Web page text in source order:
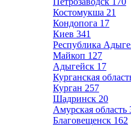
Костомукша 21
Кондопога 17
Киев 341
Республика
Майкоп 127
Адыгейск 17
Курганская
Курган 257
Шадринск 20
Амурская область
Благовещенск 162